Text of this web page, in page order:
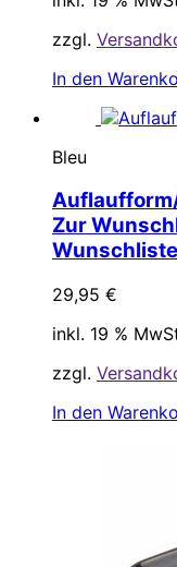
zzgl.
In den
Bleu
Zur
29,95 €
inkl. 19 %
zzgl.
In den